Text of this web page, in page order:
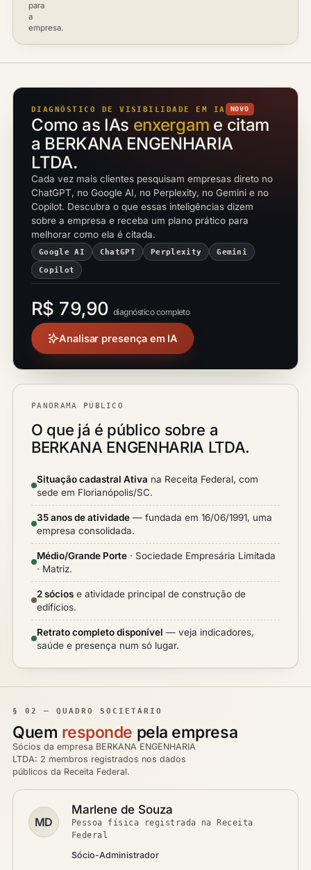
para
a
empresa.
DIAGNÓSTICO DE VISIBILIDADE EM IA NOVO
Como as IAs enxergam e citam
a BERKANA ENGENHARIA
LTDA.
Cada vez mais clientes pesquisam empresas direto no
ChatGPT, no Google AI, no Perplexity, no Gemini e no
Copilot. Descubra o que essas inteligências dizem
sobre a empresa e receba um plano prático para
melhorar como ela é citada.
Google AI ChatGPT Perplexity Gemini
Copilot
R$ 79,90 diagnóstico completo
Analisar presença em IA
PANORAMA PÚBLICO
O que já é público sobre a
BERKANA ENGENHARIA LTDA.
Situação cadastral Ativa na Receita Federal, com
sede em Florianópolis/SC.
35 anos de atividade — fundada em 16/06/1991, uma
empresa consolidada.
Médio/Grande Porte · Sociedade Empresária Limitada
· Matriz.
2 sócios e atividade principal de construção de
edifícios.
Retrato completo disponível — veja indicadores,
saúde e presença num só lugar.
§ 02 — QUADRO SOCIETÁRIO
Quem responde pela empresa
Sócios da empresa BERKANA ENGENHARIA
LTDA: 2 membros registrados nos dados
públicos da Receita Federal.
MD
Marlene de Souza
Pessoa física registrada na Receita
Federal
Sócio-Administrador